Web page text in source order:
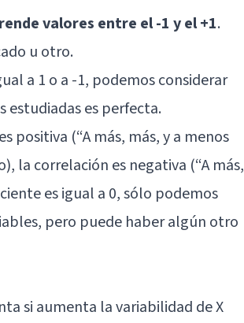
valores entre el -1 y el +1.
u otro.
a 1 o a -1, podemos considerar
estudiadas es perfecta.
positiva (“A más, más, y a menos
la correlación es negativa (“A más,
es igual a 0, sólo podemos
pero puede haber algún otro
si aumenta la variabilidad de X